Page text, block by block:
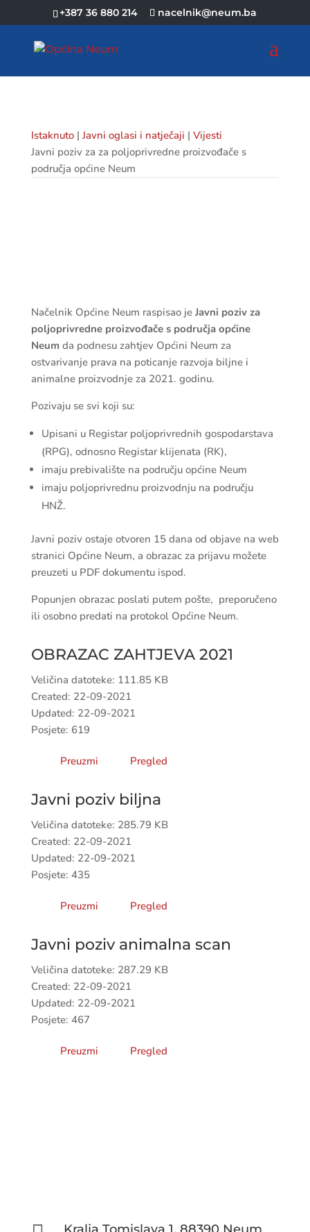
+387 36 880 214 nacelnik@neum.ba
Istaknuto| Javni oglasi i natječaji | Vijesti
Javni poziv za za poljoprivredne proizvođače s
područja općine Neum
Načelnik Općine Neum raspisao je Javni poziv za
poljoprivredne proizvođače s područja općine
Neumda podnesu zahtjev Općini Neum za
ostvarivanje prava na poticanje razvoja biljne i
animalne proizvodnje za 2021. godinu.
Pozivaju se svi koji su:
Upisani u Registar poljoprivrednih gospodarstava
(RPG), odnosno Registar klijenata (RK),
imaju prebivalište na području općine Neum
imaju poljoprivrednu proizvodnju na području
HNŽ.
Javni poziv ostaje otvoren 15 dana od objave na web
stranici Općine Neum, a obrazac za prijavu možete
preuzeti u PDF dokumentu ispod.
Popunjen obrazac poslati putem pošte, preporučeno
ili osobno predati na protokol Općine Neum.
OBRAZAC ZAHTJEVA 2021
Veličina datoteke: 111.85 KB
Created: 22-09-2021
Updated: 22-09-2021
Posjete: 619
Preuzmi Pregled
Javni poziv biljna
Veličina datoteke: 285.79 KB
Created: 22-09-2021
Updated: 22-09-2021
Posjete: 435
Preuzmi Pregled
Javni poziv animalna scan
Veličina datoteke: 287.29 KB
Created: 22-09-2021
Updated: 22-09-2021
Posjete: 467
Preuzmi Pregled